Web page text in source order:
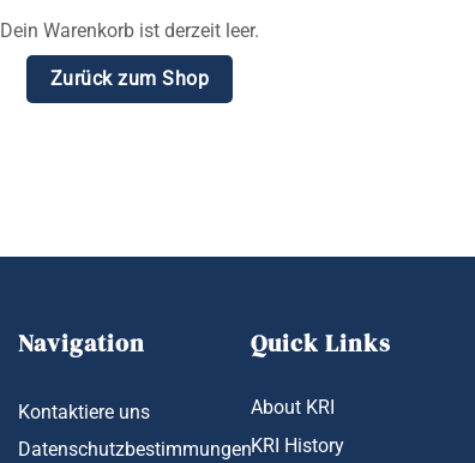
Dein Warenkorb ist derzeit leer.
Zurück zum Shop
Navigation
Kontaktiere uns
Datenschutzbestimmungen
Quick Links
About KRI
KRI History